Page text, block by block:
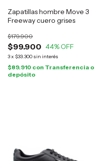
Zapatillas hombre Move 3
Freeway cuero grises
$99.900
$179.900
44% OFF
3x $33.300 sin interés
$89.910 con Transferencia o
depósito